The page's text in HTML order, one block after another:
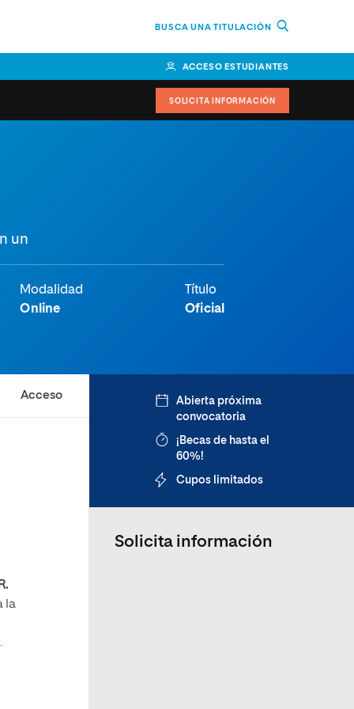
BUSCA UNA TITULACIÓN
ACCESO ESTUDIANTES
SOLICITA INFORMACIÓN
un
Modalidad
Online
Título
Oficial
Acceso
la
Abierta próxima
convocatoria
¡Becas de hasta el
60%!
Cupos limitados
Solicita información